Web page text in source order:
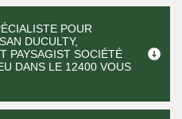
POUR
DUCULTY,
PAYSAGIST SOCIÉTÉ
DANS LE 12400 VOUS